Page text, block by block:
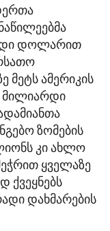
დოლარით
მეტს ამერიკის
მილიარდი
ზომების
კი ახლო
ყველაზე
დახმარების